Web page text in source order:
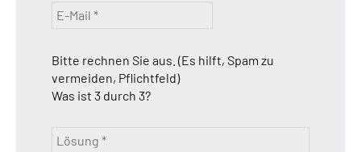
Bitte rechnen Sie aus. (Es hilft, Spam zu
vermeiden, Pflichtfeld)
Was ist 3 durch 3?